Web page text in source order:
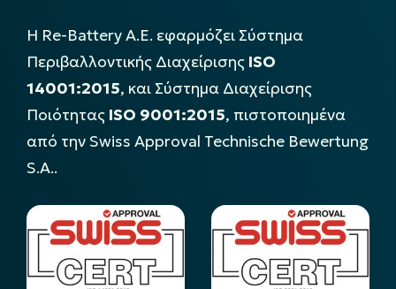
Η Re-Battery Α.Ε. εφαρμόζει Σύστημα
Περιβαλλοντικής Διαχείρισης ISO
14001:2015, και Σύστημα Διαχείρισης
Ποιότητας ISO 9001:2015, πιστοποιημένα
από την Swiss Approval Technische Bewertung
S.A..